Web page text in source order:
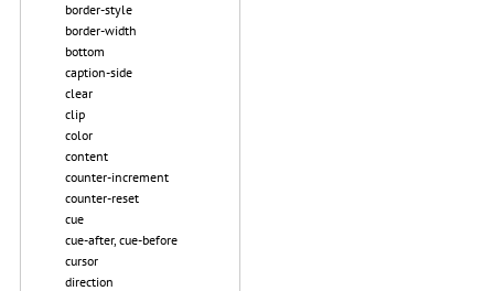
border-style
border-width
bottom
caption-side
clear
clip
color
content
counter-increment
counter-reset
cue
cue-after, cue-before
cursor
direction